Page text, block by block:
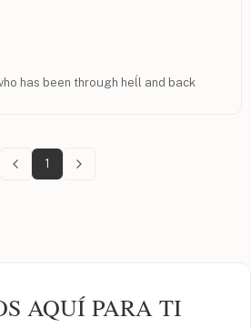
has been through heĺl and back
1
AQUÍ PARA TI